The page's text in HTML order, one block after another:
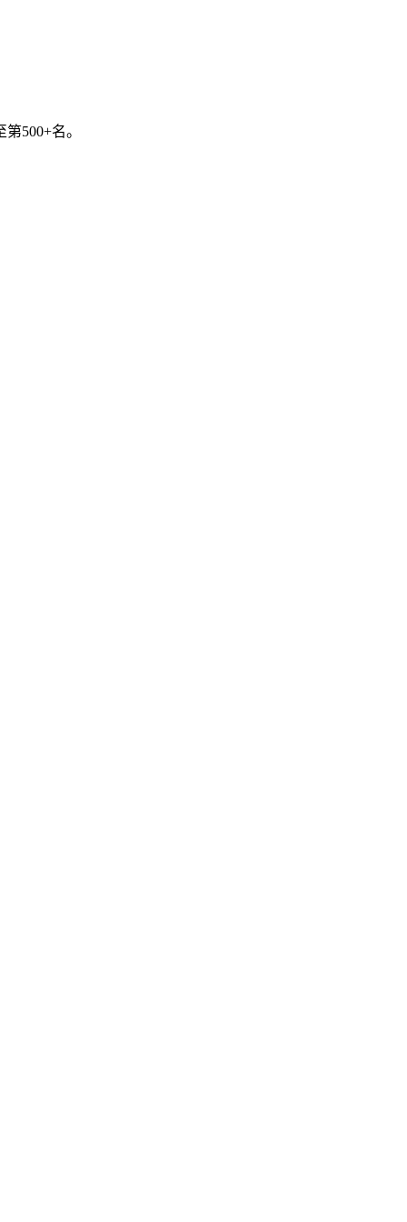
500+名。
。现有基础性实验室59个、专业实验室87个、实训室115个，
电子期刊43.94万册。校园网出口总带宽22.4Gbps。
文科改革成果入选教育部产教融合优秀案例，并在第八届产